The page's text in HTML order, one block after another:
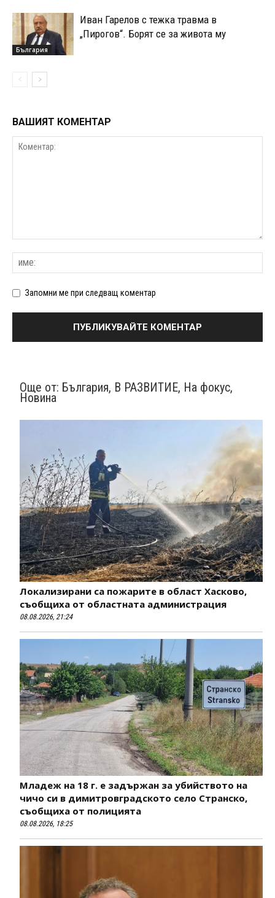
България
Иван Гарелов с тежка травма в
„Пирогов“. Борят се за живота му
ВАШИЯТ КОМЕНТАР
Запомни ме при следващ коментар
Още от: България, В РАЗВИТИЕ, На фокус,
Новина
Локализирани са пожарите в област Хасково,
съобщиха от областната администрация
08.08.2026, 21:24
Младеж на 18 г. е задържан за убийството на
чичо си в димитровградското село Странско,
съобщиха от полицията
08.08.2026, 18:25